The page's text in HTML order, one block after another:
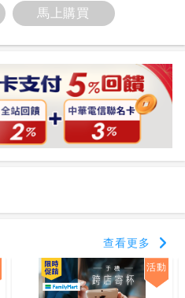
馬上購買
查看更多
活動